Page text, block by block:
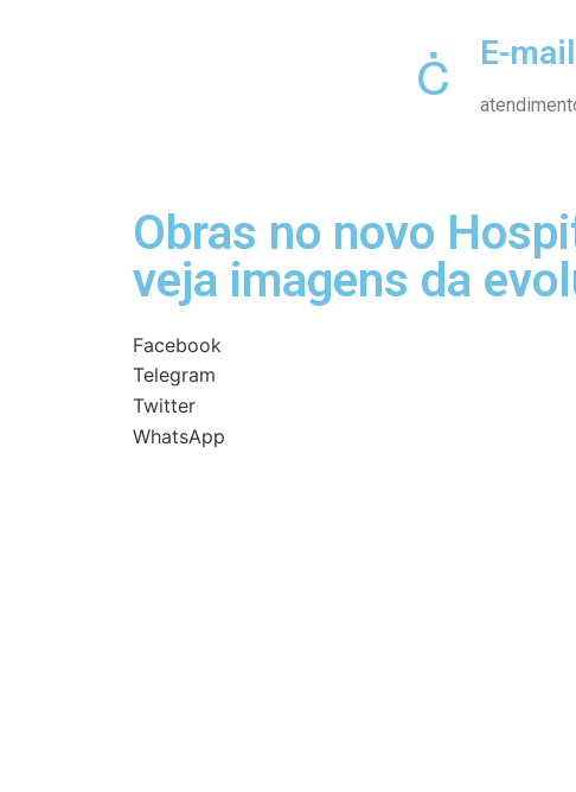
E-mail
Obras no novo
veja imagens da
Facebook
Telegram
Twitter
WhatsApp